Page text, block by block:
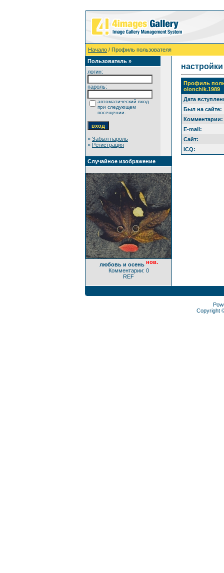
Начало / Профиль пользователя
Пользователь »
логин:
пароль:
автоматический вход
при следующем
посещении.
» Забыл пароль
» Регистрация
Случайное изображение
любовь и осень нов.
Комментарии: 0
REF
настройки
Профиль
olonchik.1989
Дата
Был на сайте:
Комментарии:
E-mail:
Сайт:
ICQ:
Copyright